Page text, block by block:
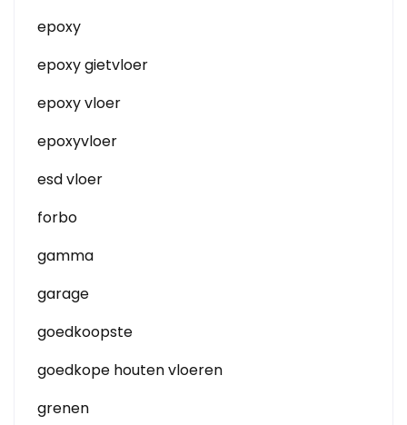
epoxy
epoxy gietvloer
epoxy vloer
epoxyvloer
esd vloer
forbo
gamma
garage
goedkoopste
goedkope houten vloeren
grenen